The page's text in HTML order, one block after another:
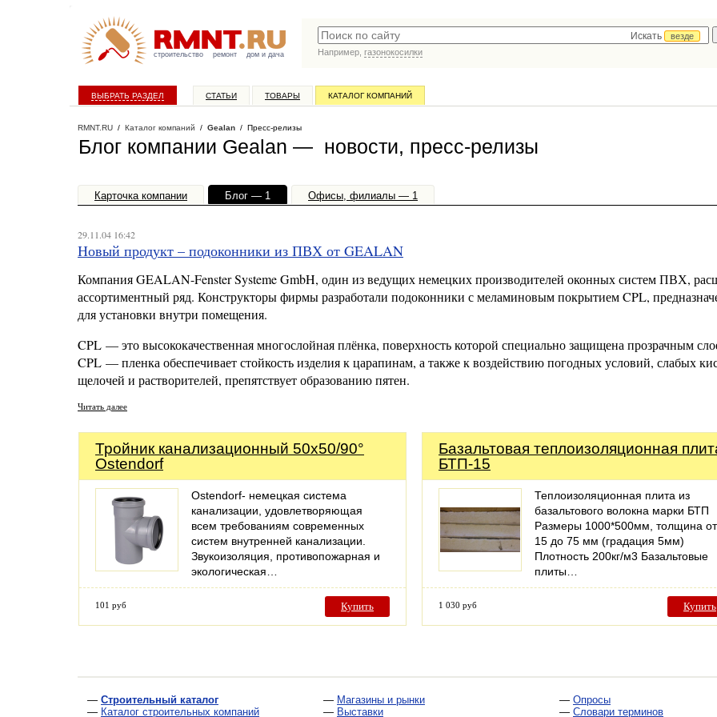
строительство ремонт дом и дача
Искать
везде
Например, газонокосилки
ВЫБРАТЬ РАЗДЕЛ СТАТЬИ ТОВАРЫ КАТАЛОГ КОМПАНИЙ
RMNT.RU / Каталог компаний / Gealan / Пресс-релизы
Блог компании Gealan — новости, пресс-релизы
Карточка компании Блог — 1 Офисы, филиалы — 1
29.11.04 16:42
Новый продукт – подоконники из ПВХ от GEALAN
Компания GEALAN-Fenster Systeme GmbH, один из ведущих немецких производителей оконных систем ПВХ,
ассортиментный ряд. Конструкторы фирмы разработали подоконники с меламиновым покрытием CPL,
для установки внутри помещения.
CPL — это высококачественная многослойная плёнка, поверхность которой специально защищена прозрачным
CPL — пленка обеспечивает стойкость изделия к царапинам, а также к воздействию погодных условий, слабых
щелочей и растворителей, препятствует образованию пятен.
Читать далее
Тройник канализационный 50х50/90°
Ostendorf
Ostendorf- немецкая система
канализации, удовлетворяющая
всем требованиям современных
систем внутренней канализации.
Звукоизоляция, противопожарная и
экологическая…
101 руб Купить
Базальтовая теплоизоляционная
БТП-15
Теплоизоляционная плита из
базальтового волокна марки БТП
Размеры 1000*500мм, толщина от
15 до 75 мм (градация 5мм)
Плотность 200кг/м3 Базальтовые
плиты…
1 030 руб Купить
— Строительный каталог
— Каталог строительных компаний
— Магазины и рынки
— Выставки
— Опросы
— Словари терминов